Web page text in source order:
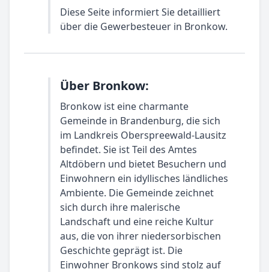
Diese Seite informiert Sie detailliert
über die Gewerbesteuer in Bronkow.
Über Bronkow:
Bronkow ist eine charmante
Gemeinde in Brandenburg, die sich
im Landkreis Oberspreewald-Lausitz
befindet. Sie ist Teil des Amtes
Altdöbern und bietet Besuchern und
Einwohnern ein idyllisches ländliches
Ambiente. Die Gemeinde zeichnet
sich durch ihre malerische
Landschaft und eine reiche Kultur
aus, die von ihrer niedersorbischen
Geschichte geprägt ist. Die
Einwohner Bronkows sind stolz auf